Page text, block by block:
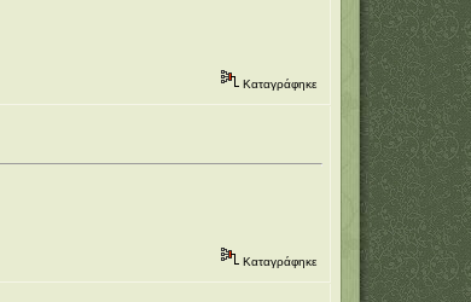
Καταγράφηκε
Καταγράφηκε